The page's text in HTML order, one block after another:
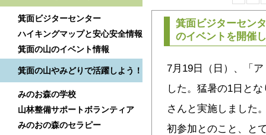
箕面ビジターセンター
ハイキングマップと安心安全情報
箕面の山のイベント情報
箕面の山やみどりで活躍しよう！
みのお森の学校
山林整備サポートボランティア
みのおの森のセラピー
箕面ビジターセン
のイベントを開催
7月19日（日）、「
した。猛暑の1日と
さんと実施しました
初参加とのこと、と